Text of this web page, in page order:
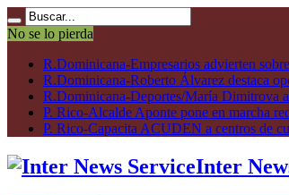
No se lo pierda
R.Dominicana-Empresarios advierten
R.Dominicana-Roberto Álvarez destaca
R.Dominicana-Deportes/María Dimitrova
P. Rico-Alcalde Aponte pone en marcha
P. Rico-Capacita ACUDEN a centros de
Inter